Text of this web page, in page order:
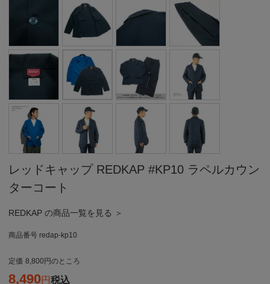
レッドキャップ REDKAP #KP10 ラペルカウン
ターコート
REDKAP の商品一覧を見る ＞
商品番号 redap-kp10
定価 8,800 のところ
8,490 税込